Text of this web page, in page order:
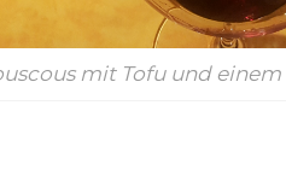
mit Tofu und einem